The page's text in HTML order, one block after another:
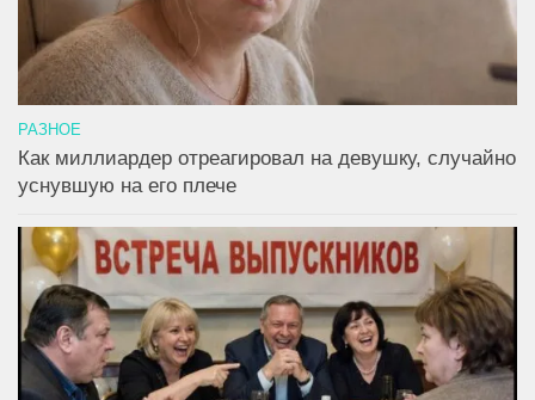
РАЗНОЕ
Как миллиардер отреагировал на девушку, случайно
уснувшую на его плече